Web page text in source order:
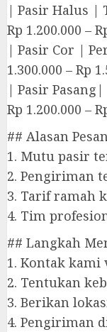
| Pasir Halus |
Rp 1.200.000 –
| Pasir Cor |
1.300.000 – Rp
| Pasir
Rp 1.200.000 –
## Alasan
1. Mutu pasir
2. Pengiriman
3. Tarif ramah
4. Tim
## Langkah
1. Kontak kami
2. Tentukan
3. Berikan
4. Pengiriman